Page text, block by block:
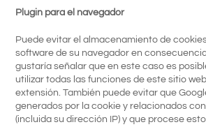
Plugin para el navegador
Puede evitar el almacenamiento de
software de su navegador en
gustaría señalar que en este caso es
utilizar todas las funciones de este sitio
extensión. También puede evitar que
generados por la cookie y relacionados
(incluida su dirección IP) y que procese